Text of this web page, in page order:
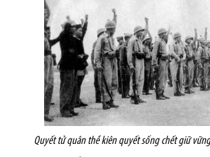
Quyết tử quân thề kiên quyết sống chết giữ